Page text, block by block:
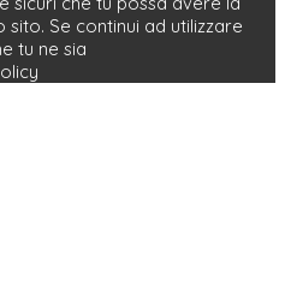
Se continui ad utilizzare
tu ne sia